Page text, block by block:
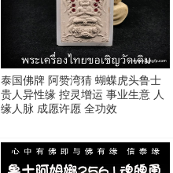
泰国佛牌 阿赞湾猜 蝴蝶虎头鲁士
贵人异性缘 控灵增运 事业生意 人
缘人脉 成愿许愿 全功效